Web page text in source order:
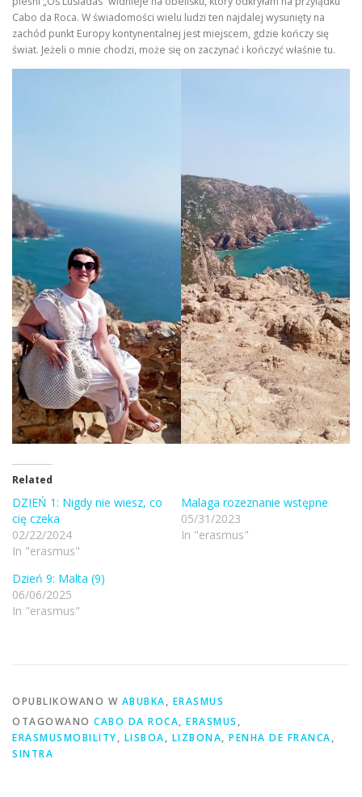
Cabo da Roca. W świadomości wielu ludzi ten najdalej wysunięty na
zachód punkt Europy kontynentalnej jest miejscem, gdzie kończy się
świat. Jeżeli o mnie chodzi, może się on zaczynać i kończyć właśnie tu.
Related
DZIEŃ 1: Nigdy nie wiesz, co
cię czeka
02/22/2024
In "erasmus"
Malaga rozeznanie wstępne
05/31/2023
In "erasmus"
Dzień 9: Malta (9)
06/06/2025
In "erasmus"
OPUBLIKOWANO W ABUBKA, ERASMUS
OTAGOWANO CABO DA ROCA, ERASMUS ,
ERASMUSMOBILITY, LISBOA, LIZBONA, PENHA DE FRANCA,
SINTRA